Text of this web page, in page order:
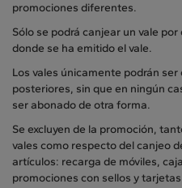
promociones diferentes.
Sólo se podrá canjear un vale
donde se ha emitido el vale.
Los vales únicamente podrán
posteriores, sin que en ningún
ser abonado de otra forma.
Se excluyen de la promoción,
vales como respecto del canjeo
artículos: recarga de móviles,
promociones con sellos y